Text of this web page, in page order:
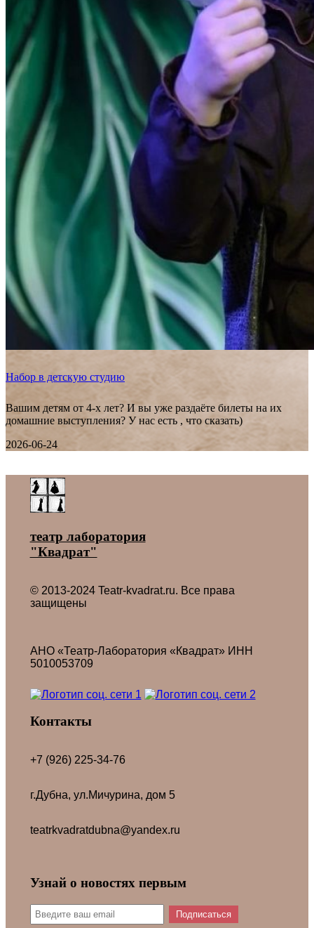
Набор в детскую студию
Вашим детям от 4-х лет? И вы уже раздаёте билеты на их
домашние выступления? У нас есть , что сказать)
2026-06-24
театр лаборатория
"Квадрат"
© 2013-2024 Teatr-kvadrat.ru. Все права
защищены
АНО «Театр-Лаборатория «Квадрат» ИНН
5010053709
Контакты
+7 (926) 225-34-76
г.Дубна, ул.Мичурина, дом 5
teatrkvadratdubna@yandex.ru
Узнай о новостях первым
Подписаться